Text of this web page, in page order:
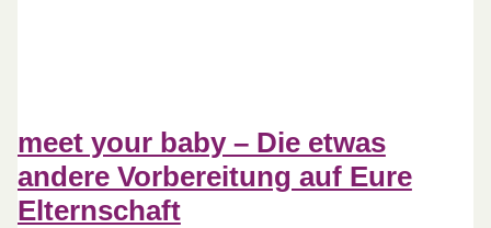
meet your baby – Die etwas
andere Vorbereitung auf Eure
Elternschaft